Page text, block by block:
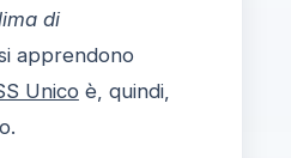
di
apprendono
Unico è, quindi,